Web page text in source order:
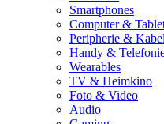
Smartphones
Computer &
Peripherie & Kabel
Handy &
Wearables
TV & Heimkino
Foto & Video
Audio